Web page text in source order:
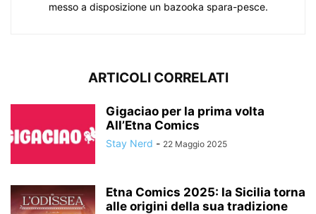
messo a disposizione un bazooka spara-pesce.
ARTICOLI CORRELATI
Gigaciao per la prima volta
All’Etna Comics
Stay Nerd - 22 Maggio 2025
Etna Comics 2025: la Sicilia torna
alle origini della sua tradizione